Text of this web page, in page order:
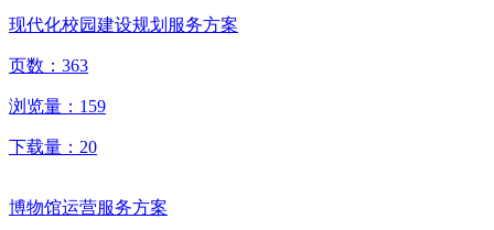
现代化校园建设规划服务方案
页数： 363
浏览量： 159
下载量： 20
博物馆运营服务方案